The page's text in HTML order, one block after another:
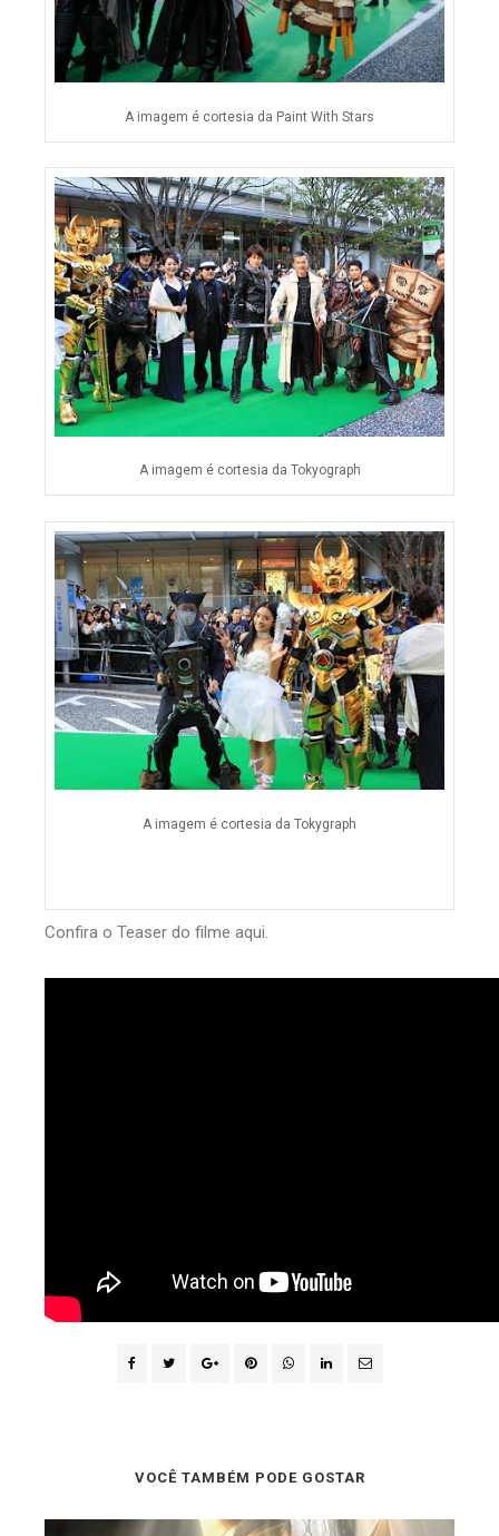
A imagem é cortesia da Paint With Stars
A imagem é cortesia da Tokyograph
A imagem é cortesia da Tokygraph
Confira o Teaser do filme aqui.
VOCÊ TAMBÉM PODE GOSTAR